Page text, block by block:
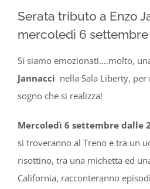
Serata tributo a Enzo
mercoledì 6 settembre
Si siamo emozionati….molto, u
Jannacci nella Sala Liberty,
sogno che si realizza!
Mercoledì 6 settembre dalle
si troveranno al Treno e tra un
risottino, tra una michetta ed
California, racconteranno